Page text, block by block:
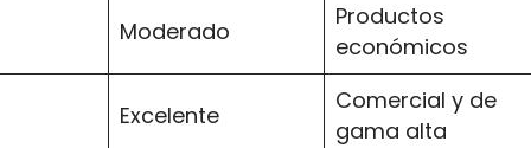
Moderado
Productos
económicos
Excelente
Comercial y de
gama alta